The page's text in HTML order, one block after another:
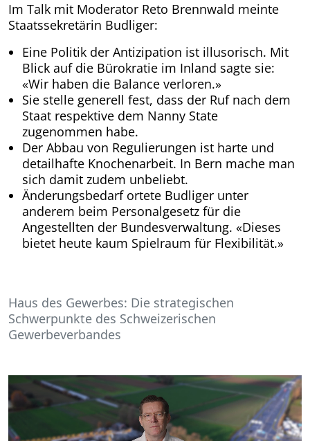
Im Talk mit Moderator Reto Brennwald meinte
Staatssekretärin Budliger:
Eine Politik der Antizipation ist illusorisch. Mit
Blick auf die Bürokratie im Inland sagte sie:
«Wir haben die Balance verloren.»
Sie stelle generell fest, dass der Ruf nach dem
Staat respektive dem Nanny State
zugenommen habe.
Der Abbau von Regulierungen ist harte und
detailhafte Knochenarbeit. In Bern mache man
sich damit zudem unbeliebt.
Änderungsbedarf ortete Budliger unter
anderem beim Personalgesetz für die
Angestellten der Bundesverwaltung. «Dieses
bietet heute kaum Spielraum für Flexibilität.»
Haus des Gewerbes: Die strategischen
Schwerpunkte des Schweizerischen
Gewerbeverbandes